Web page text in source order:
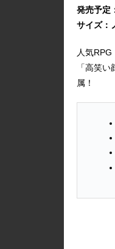
発売予定
サイズ：
人気
「高笑
属！